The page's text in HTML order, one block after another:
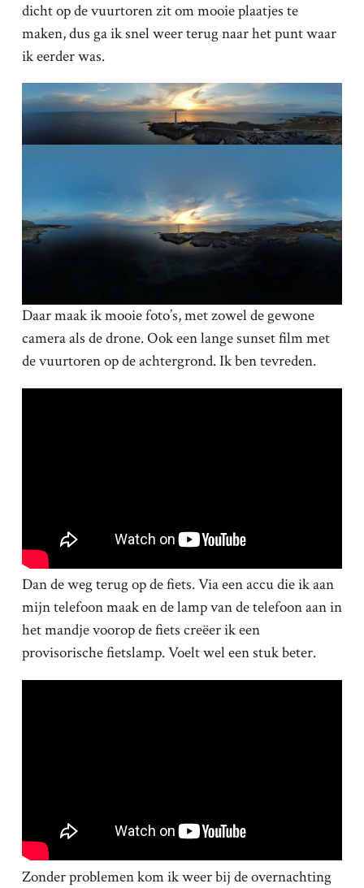
dicht op de vuurtoren zit om mooie plaatjes te
maken, dus ga ik snel weer terug naar het punt waar
ik eerder was.
Daar maak ik mooie foto’s, met zowel de gewone
camera als de drone. Ook een lange sunset film met
de vuurtoren op de achtergrond. Ik ben tevreden.
Dan de weg terug op de fiets. Via een accu die ik aan
mijn telefoon maak en de lamp van de telefoon aan in
het mandje voorop de fiets creëer ik een
provisorische fietslamp. Voelt wel een stuk beter.
Zonder problemen kom ik weer bij de overnachting